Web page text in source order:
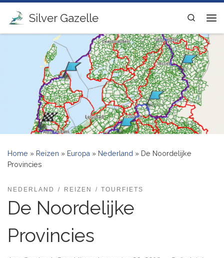
Ga naar inhoud
Silver Gazelle
Search
Home » Reizen » Europa » Nederland » De Noordelijke
Provincies
NEDERLAND REIZEN TOURFIETS
De Noordelijke
Provincies